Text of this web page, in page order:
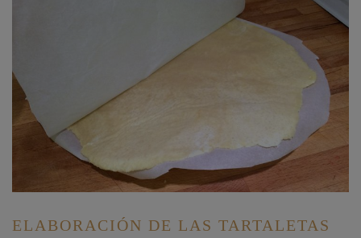
ELABORACIÓN DE LAS TARTALETAS